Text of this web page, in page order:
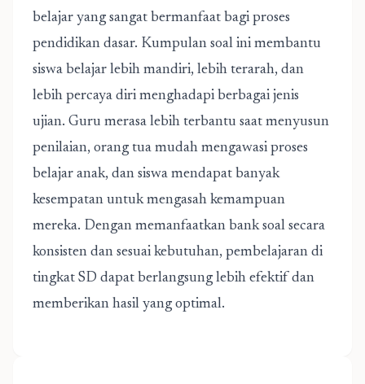
belajar yang sangat bermanfaat bagi proses
pendidikan dasar. Kumpulan soal ini membantu
siswa belajar lebih mandiri, lebih terarah, dan
lebih percaya diri menghadapi berbagai jenis
ujian. Guru merasa lebih terbantu saat menyusun
penilaian, orang tua mudah mengawasi proses
belajar anak, dan siswa mendapat banyak
kesempatan untuk mengasah kemampuan
mereka. Dengan memanfaatkan bank soal secara
konsisten dan sesuai kebutuhan, pembelajaran di
tingkat SD dapat berlangsung lebih efektif dan
memberikan hasil yang optimal.